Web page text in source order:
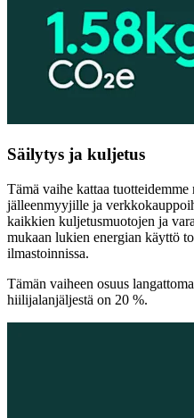
Säilytys ja kuljetus
Tämä vaihe kattaa tuotteidemme
jälleenmyyjille ja
kaikkien kuljetusmuotojen ja
mukaan lukien energian käyttö
ilmastoinnissa.
Tämän vaiheen osuus
hiilijalanjäljestä on 20 %.